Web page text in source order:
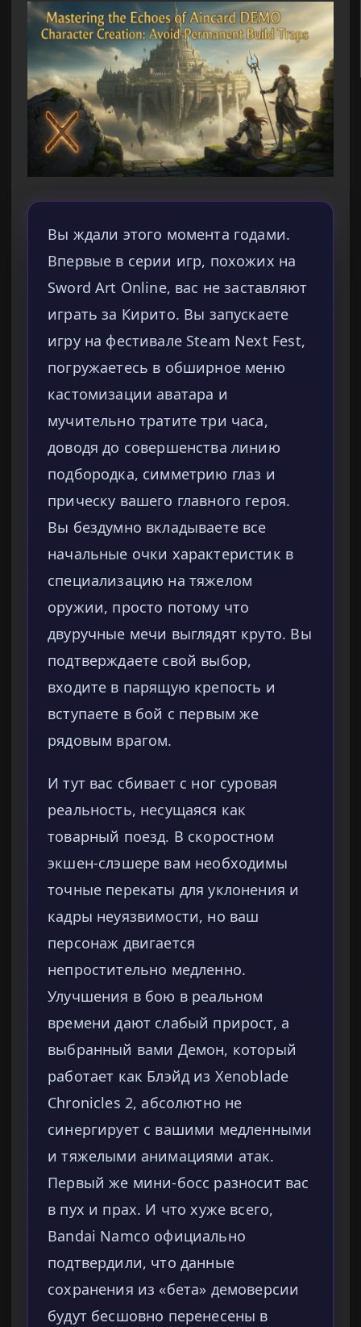
Вы ждали этого момента годами.
Впервые в серии игр, похожих на
Sword Art Online, вас не заставляют
играть за Кирито. Вы запускаете
игру на фестивале Steam Next Fest,
погружаетесь в обширное меню
кастомизации аватара и
мучительно тратите три часа,
доводя до совершенства линию
подбородка, симметрию глаз и
прическу вашего главного героя.
Вы бездумно вкладываете все
начальные очки характеристик в
специализацию на тяжелом
оружии, просто потому что
двуручные мечи выглядят круто. Вы
подтверждаете свой выбор,
входите в парящую крепость и
вступаете в бой с первым же
рядовым врагом.
И тут вас сбивает с ног суровая
реальность, несущаяся как
товарный поезд. В скоростном
экшен-слэшере вам необходимы
точные перекаты для уклонения и
кадры неуязвимости, но ваш
персонаж двигается
непростительно медленно.
Улучшения в бою в реальном
времени дают слабый прирост, а
выбранный вами Демон, который
работает как Блэйд из Xenoblade
Chronicles 2, абсолютно не
синергирует с вашими медленными
и тяжелыми анимациями атак.
Первый же мини-босс разносит вас
в пух и прах. И что хуже всего,
Bandai Namco официально
подтвердили, что данные
сохранения из «бета» демоверсии
будут бесшовно перенесены в